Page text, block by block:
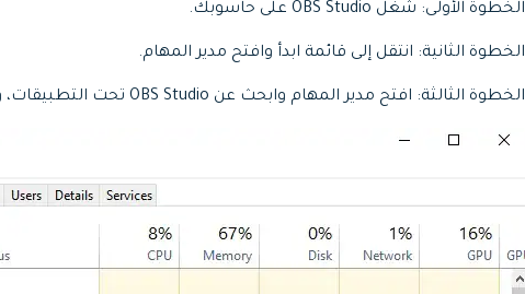
الخطوة الأولى: شغل OBS Studio على حاسوبك.
الخطوة الثانية: انتقل إلى قائمة ابدأ وافتح مدير المهام.
الخطوة الثالثة: افتح مدير المهام وابحث عن OBS Studio تحت التطبيقات، وانقر بيمين الماوس عليه واختر الخصائص.